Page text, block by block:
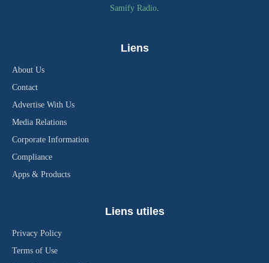
Samify Radio.
Liens
About Us
Contact
Advertise With Us
Media Relations
Corporate Information
Compliance
Apps & Products
Liens utiles
Privacy Policy
Terms of Use